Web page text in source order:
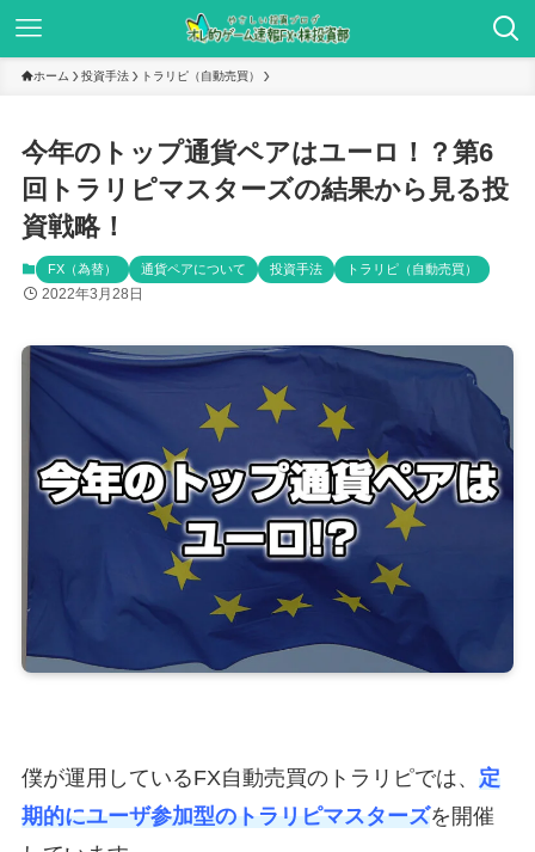
ホーム 投資手法 トラリピ（自動売買）
今年のトップ通貨ペアはユーロ！？第6
回トラリピマスターズの結果から見る投
資戦略！
FX（為替） 通貨ペアについて 投資手法 トラリピ（自動売買）
2022年3月28日
僕が運用しているFX自動売買のトラリピでは、 定
期的にユーザ参加型のトラリピマスターズを開催